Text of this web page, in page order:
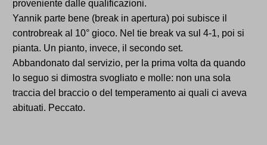
proveniente dalle qualificazioni.
Yannik parte bene (break in apertura) poi subisce il
controbreak al 10° gioco. Nel tie break va sul 4-1, poi si
pianta. Un pianto, invece, il secondo set.
Abbandonato dal servizio, per la prima volta da quando
lo seguo si dimostra svogliato e molle: non una sola
traccia del braccio o del temperamento ai quali ci aveva
abituati. Peccato.